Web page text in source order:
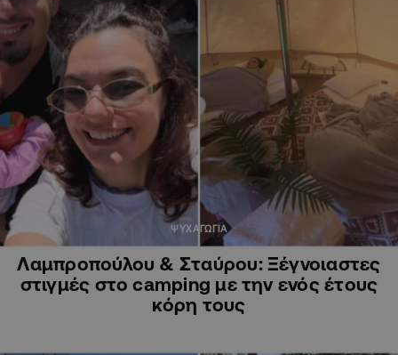
ΨΥΧΑΓΩΓΙΑ
Λαμπροπούλου & Σταύρου: Ξέγνοιαστες
στιγμές στο camping με την ενός έτους
κόρη τους